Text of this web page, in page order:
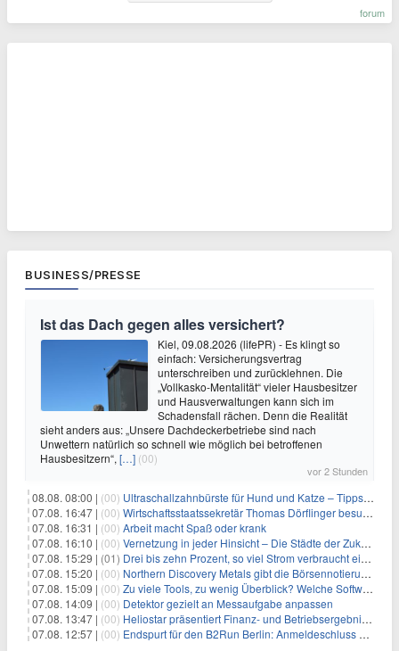
forum
BUSINESS/PRESSE
Ist das Dach gegen alles versichert?
Kiel, 09.08.2026 (lifePR) - Es klingt so
einfach: Versicherungsvertrag
unterschreiben und zurücklehnen. Die
„Vollkasko-Mentalität“ vieler Hausbesitzer
und Hausverwaltungen kann sich im
Schadensfall rächen. Denn die Realität
sieht anders aus: „Unsere Dachdeckerbetriebe sind nach
Unwettern natürlich so schnell wie möglich bei betroffenen
Hausbesitzern“, […] (00)
vor 2 Stunden
08.08. 08:00 | (00) Ultraschallzahnbürste für Hund und Katze – Tipps zur erfolgreichen Eingewöhnung
07.08. 16:47 | (00) Wirtschaftsstaatssekretär Thomas Dörflinger besucht Handwerksbetrieb im Kammerbezirk Freiburg
07.08. 16:31 | (00) Arbeit macht Spaß oder krank
07.08. 16:10 | (00) Vernetzung in jeder Hinsicht – Die Städte der Zukunft sind grün-blau
07.08. 15:29 | (01) Drei bis zehn Prozent, so viel Strom verbraucht ein Aufzug im Gebäude
07.08. 15:20 | (00) Northern Discovery Metals gibt die Börsennotierung an der Frankfurter Wertpapierbörse bekannt
07.08. 15:09 | (00) Zu viele Tools, zu wenig Überblick? Welche Software IT-Dienstleister wirklich brauchen
07.08. 14:09 | (00) Detektor gezielt an Messaufgabe anpassen
07.08. 13:47 | (00) Heliostar präsentiert Finanz- und Betriebsergebnis für das zweite Quartal 2026 mit Goldproduktion und Barreserven in Rekordhöhe
07.08. 12:57 | (00) Endspurt für den B2Run Berlin: Anmeldeschluss am 26. August